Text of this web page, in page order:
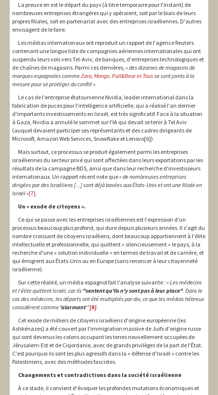
La preuve en est le départ du pays (à titre temporaire pour l'instant) de
nombreuses entreprises étrangères qui y opéraient, soit par le biais de leurs
propres filiales, soit en partenariat avec des entreprises israéliennes. D'autres
envisagent de le faire.
Les médias internationaux ont reproduit un rapport de l'agence Reuters
contenant une longue liste de compagnies aériennes internationales qui ont
suspendu leurs vols vers Tel-Aviv, de banques, d'entreprises technologiques et
de chaînes de magasins. Parmi ces dernières, « des dizaines de magasins de
marques espagnoles commeZara, Mango, Pull&Bear et Tousse sont joints à la
mesure pour se protéger du conflit ».
Le cas de l'entreprise étatsunienne Nvidia, leader international dans la
fabrication de puces pour l'intelligence artificielle, qui a réalisé l'an dernier
d'importants investissements en Israël, est très significatif. Face à la situation
à Gaza, Nvidia a annulé le sommet sur l'IA qui devait se tenir à Tel Aviv
(auquel devaient participer ses représentants et des cadres dirigeants de
Microsoft, Amazon Web Services, Snowflake et Lenovo[6]).
Mais surtout, ce processus se produit également parmi les entreprises
israéliennes du secteur privé qui sont affectées dans leurs exportations par les
résultats de la campagne BDS, ainsi que dans leur recherche d'investisseurs
internationaux. Un rapport récent note que« de nombreuses entreprises
dirigées par des Israéliens [...] sont déjà basées aux États-Unis et ont une filiale en
Israël »[7].
Un « exode de citoyens ».
Ce qui se passe avec les entreprises israéliennes est l'expression d'un
processus beaucoup plus profond, qui dure depuis plusieurs années. Il s'agit du
nombre croissant de citoyens israéliens, dont beaucoup appartiennent à l'élite
intellectuelle et professionnelle, qui quittent « silencieusement » le pays, à la
recherche d'une « solution individuelle » en termes de travail et de carrière, et
qui émigrent aux États-Unis ou en Europe (sans renoncer à leur citoyenneté
israélienne).
Sur cette réalité, un média espagnol fait l'analyse suivante: « Les médecins
et l'élite quittent Israël, car ils "sentent qu'ils n'y sont pas à leur place". Dans le
cas des médecins, les départs ont été multipliés par dix, ce que les médias hébreux
considèrent comme 'alarmant'"[8].
Cet exode de milliers de citoyens israéliens d'origine européenne (les
Ashkénazes) a été couvert par l'immigration massive de Juifs d'origine russe
qui sont devenus les colons occupant les terres nouvellement occupées de
Jérusalem-Est et de Cisjordanie, avec de grands privilèges de la part de l'État.
C'est pourquoi ils sont les plus agressifs dans la « défense d'Israël » contre les
Palestiniens, avec des méthodes fascistes.
Changements et contradictions dans la société israélienne
À ce stade, il convient d'évoquer les profondes mutations économiques et